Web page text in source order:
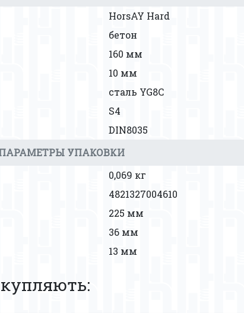
HorsAY Hard
бетон
160 мм
10 мм
сталь YG8C
S4
DIN8035
УПАКОВКИ
0,069 кг
4821327004610
225 мм
36 мм
13 мм